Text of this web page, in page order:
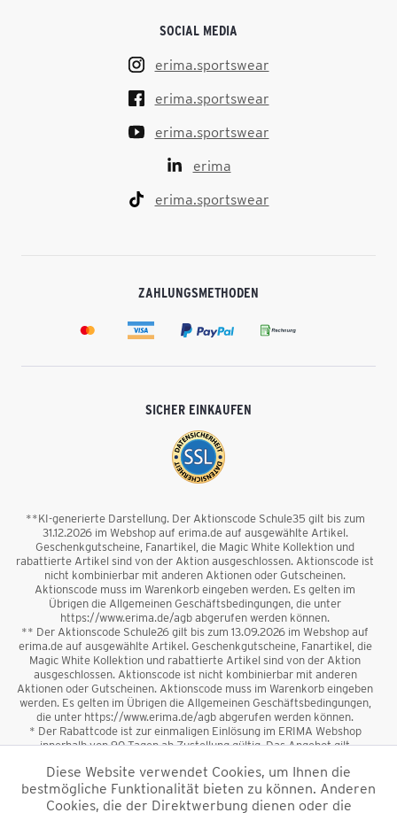
SOCIAL MEDIA
erima.sportswear
erima.sportswear
erima.sportswear
erima
erima.sportswear
ZAHLUNGSMETHODEN
SICHER EINKAUFEN
**KI-generierte Darstellung. Der Aktionscode Schule35 gilt bis zum
31.12.2026 im Webshop auf erima.de auf ausgewählte Artikel.
Geschenkgutscheine, Fanartikel, die Magic White Kollektion und
rabattierte Artikel sind von der Aktion ausgeschlossen. Aktionscode ist
nicht kombinierbar mit anderen Aktionen oder Gutscheinen.
Aktionscode muss im Warenkorb eingeben werden. Es gelten im
Übrigen die Allgemeinen Geschäftsbedingungen, die unter
https://www.erima.de/agb abgerufen werden können.
** Der Aktionscode Schule26 gilt bis zum 13.09.2026 im Webshop auf
erima.de auf ausgewählte Artikel. Geschenkgutscheine, Fanartikel, die
Magic White Kollektion und rabattierte Artikel sind von der Aktion
ausgeschlossen. Aktionscode ist nicht kombinierbar mit anderen
Aktionen oder Gutscheinen. Aktionscode muss im Warenkorb eingeben
werden. Es gelten im Übrigen die Allgemeinen Geschäftsbedingungen,
die unter https://www.erima.de/agb abgerufen werden können.
* Der Rabattcode ist zur einmaligen Einlösung im ERIMA Webshop
innerhalb von 90 Tagen ab Zustellung gültig. Das Angebot gilt
sowie Geschenkgutscheine sind vom Rabatt ausgeschlossen. Der
Rabattcode ist nicht mit anderen Aktionen oder Gutscheinen
kombinierbar. Der Mindestbestellwert beträgt 50 €
Diese Website verwendet Cookies, um Ihnen die
bestmögliche Funktionalität bieten zu können. Anderen
Cookies, die der Direktwerbung dienen oder die